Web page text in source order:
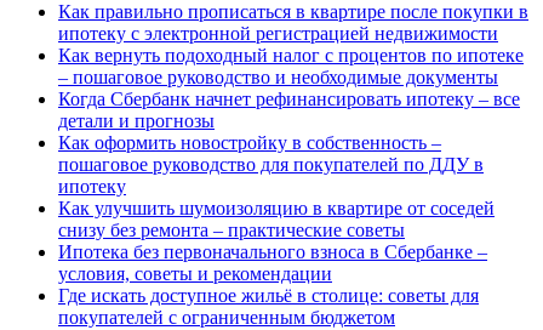
Как правильно прописаться в квартире после покупки в
ипотеку с электронной регистрацией недвижимости
Как вернуть подоходный налог с процентов по ипотеке
– пошаговое руководство и необходимые документы
Когда Сбербанк начнет рефинансировать ипотеку – все
детали и прогнозы
Как оформить новостройку в собственность –
пошаговое руководство для покупателей по ДДУ в
ипотеку
Как улучшить шумоизоляцию в квартире от соседей
снизу без ремонта – практические советы
Ипотека без первоначального взноса в Сбербанке –
условия, советы и рекомендации
Где искать доступное жильё в столице: советы для
покупателей с ограниченным бюджетом